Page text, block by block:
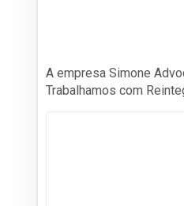
A empresa Simone
Trabalhamos com